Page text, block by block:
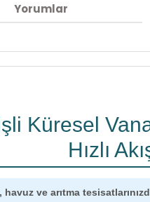
Yorumlar
Küresel
Hızlı
ve arıtma